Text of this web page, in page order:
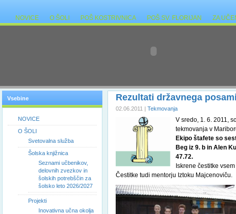
NOVICE O ŠOLI POŠ KOSTRIVNICA POŠ SV. FLORIJAN ZA
Vsebine
NOVICE
O ŠOLI
Svetovalna služba
Šolska knjižnica
Seznami učbenikov,
delovnih zvezkov in
šolskih potrebščin za
šolsko leto 2026/2027
Projekti
Inovativna učna okolja
Rezultati državnega
02.06.2011 | Tekmovanja
V sredo, 1. 6. 2011,
tekmovanja v
Ekipo štafete so
Beg iz 9. b in Alen
47.72.
Iskrene čestitke
Čestitke tudi mentorju Iztoku Majcenoviču.